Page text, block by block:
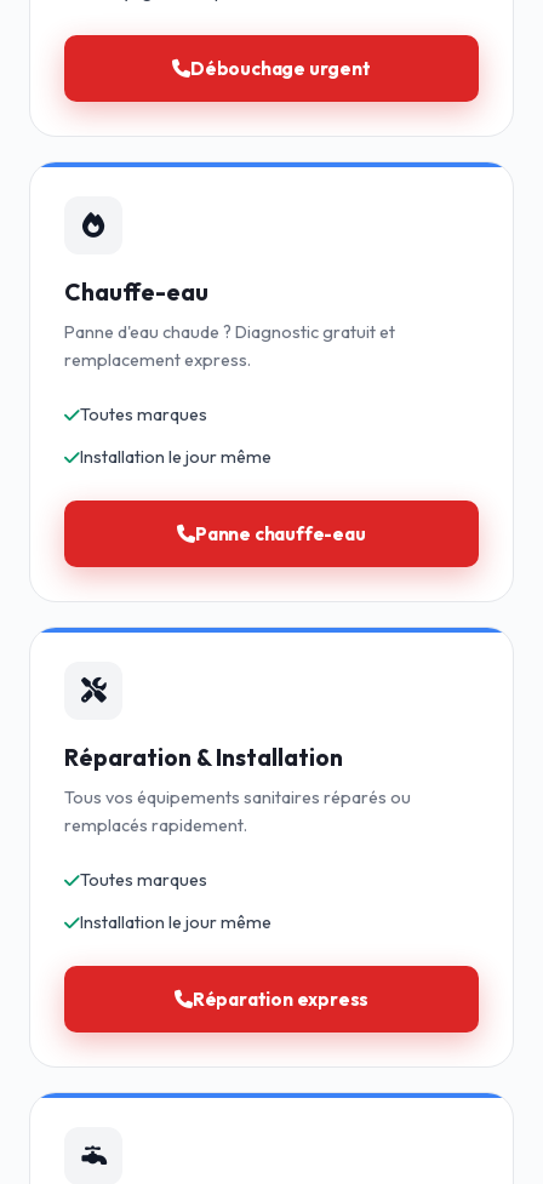
Débouchage urgent
Chauffe-eau
Panne d'eau chaude ? Diagnostic gratuit et
remplacement express.
Toutes marques
Installation le jour même
Panne chauffe-eau
Réparation & Installation
Tous vos équipements sanitaires réparés ou
remplacés rapidement.
Toutes marques
Installation le jour même
Réparation express